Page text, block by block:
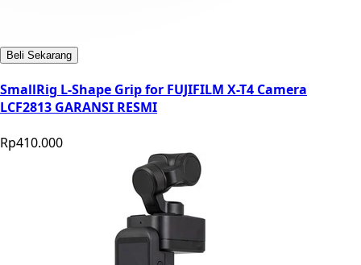
Beli Sekarang
SmallRig L-Shape Grip for FUJIFILM X-T4 Camera
LCF2813 GARANSI RESMI
Rp410.000